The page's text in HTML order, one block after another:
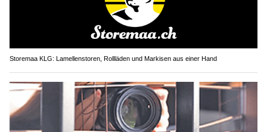
Storemaa KLG: Lamellenstoren, Rollläden und Markisen aus einer Hand